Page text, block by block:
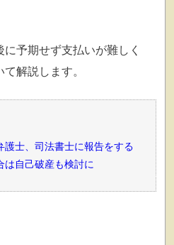
予期せず支払いが難しく
解説します。
護士、司法書士に報告をする
は自己破産も検討に